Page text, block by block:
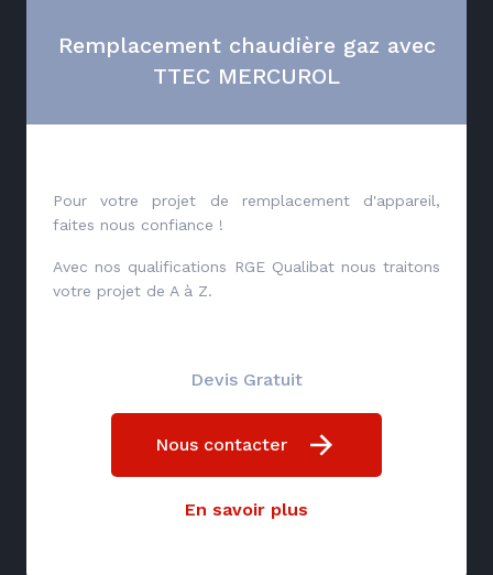
Remplacement chaudière gaz avec
TTEC MERCUROL
Pour votre projet de remplacement d'appareil,
faites nous confiance !
Avec nos qualifications RGE Qualibat nous traitons
votre projet de A à Z.
Devis Gratuit
Nous contacter
En savoir plus